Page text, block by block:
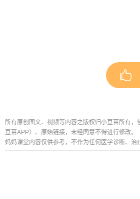
所有原创图文、视频等内容之版权归小豆苗所有
豆苗APP）、原始链接，未经同意不得进行修改。
妈妈课堂内容仅供参考，不作为任何医学诊断、